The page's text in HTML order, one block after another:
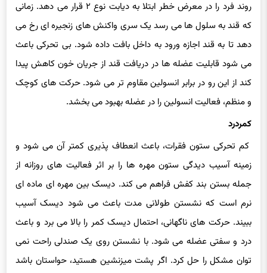
که قند به سلول ها می رسد یک سری واکنش های زنجیره ای رخ می
دهد تا به قند اجازه ورود به داخل بافت داده شود. بی تحرکی باعث
می شود قابلیت عضله ها در دریافت قند از جریان خون کاهش پیدا
کند از این رو در برابر انسولین مقاوم تر می شود. حرکت های کوچک
و منظم، فعالیت انسولین را در عضله بهبود می بخشد.
کمردرد
کم تحرکی ستون فقرات، باعث انعطاف پذیری کمتر آن می شود و
زمینه آسیب دیدگی ستون مهره ها را بر اثر فعالیت های روزانه از
جمله بستن بند کفش فراهم می کند. دیسک بین مهره ای ماده ای
نرم است که نشستن طولانی مدت باعث می شود دیسک آسیب
ببیند. حرکت های ناگهانی، احتمال دیسک کمر را بالا می برد و باعث
درد و سفتی عضله می شود. با نشستن روی یک صندلی راحت نمی
توان مشکل را حل کرد. اگر پشت میزنشین هستید، حواستان باشد
که صاف بنشینید. نباید گردن تان جلوتر از شانه هایتان باشد. از